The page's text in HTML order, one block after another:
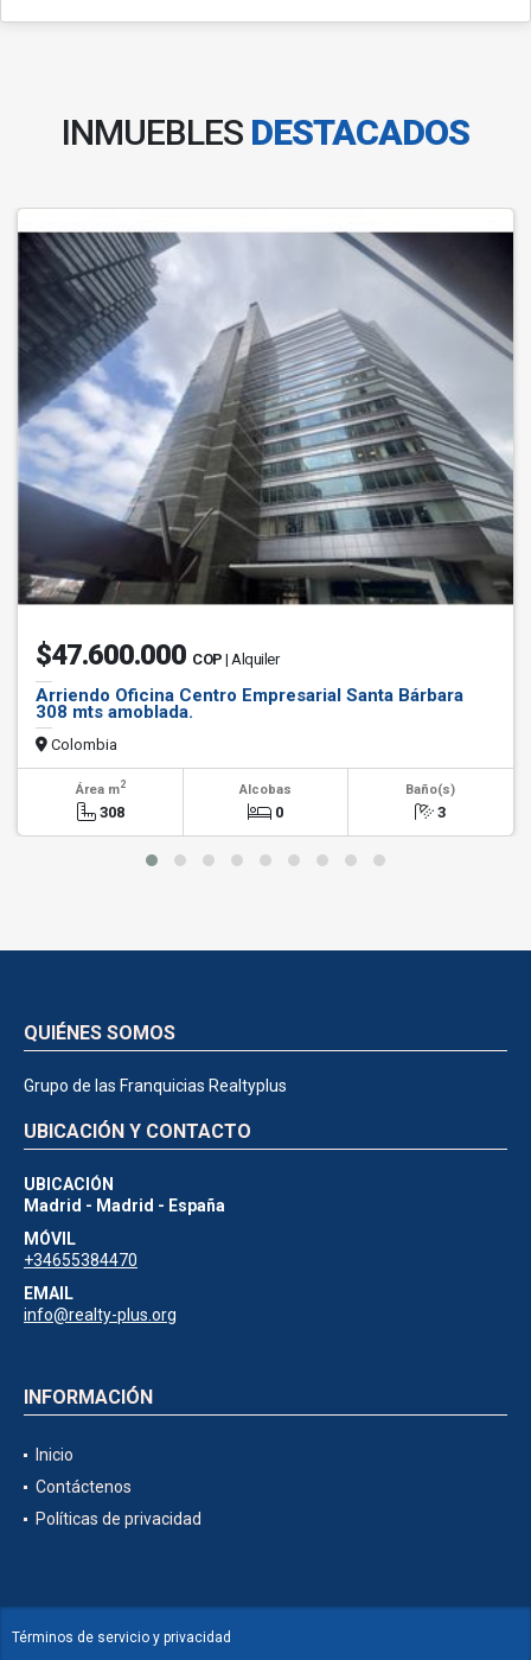
INMUEBLES DESTACADOS
$47.600.000 COP | Alquiler
Arriendo Oficina Centro Empresarial Santa Bárbara
308 mts amoblada.
Colombia
Área m2
308
Alcobas
0
Baño(s)
3
QUIÉNES SOMOS
Grupo de las Franquicias Realtyplus
UBICACIÓN Y CONTACTO
UBICACIÓN
Madrid - Madrid - España
MÓVIL
+34655384470
EMAIL
info@realty-plus.org
INFORMACIÓN
Inicio
Contáctenos
Políticas de privacidad
Términos de servicio y privacidad